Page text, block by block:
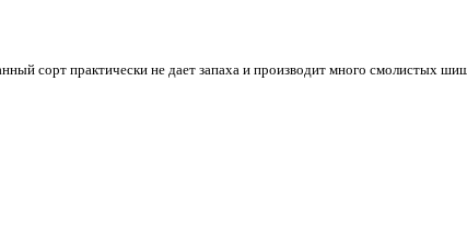
сорт практически не дает запаха и производит много смолистых